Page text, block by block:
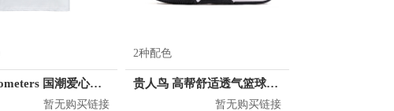
KM/kilometers 国潮爱心短袖T恤 M2X2108466
暂无购买链接
2种配色
贵人鸟 高帮舒适透气篮球鞋 L04511
暂无购买链接